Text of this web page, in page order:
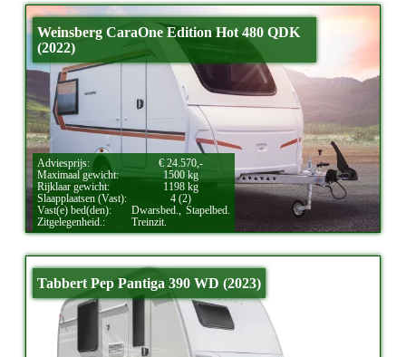
Weinsberg CaraOne Edition Hot 480 QDK
(2022)
Adviesprijs:
€ 24.570,-
Maximaal gewicht:
1500 kg
Rijklaar gewicht:
1198 kg
Slaapplaatsen (Vast):
4 (2)
Vast(e) bed(den):
Dwarsbed.,
Stapelbed.
Zitgelegenheid.:
Treinzit.
Tabbert Pep Pantiga 390 WD (2023)